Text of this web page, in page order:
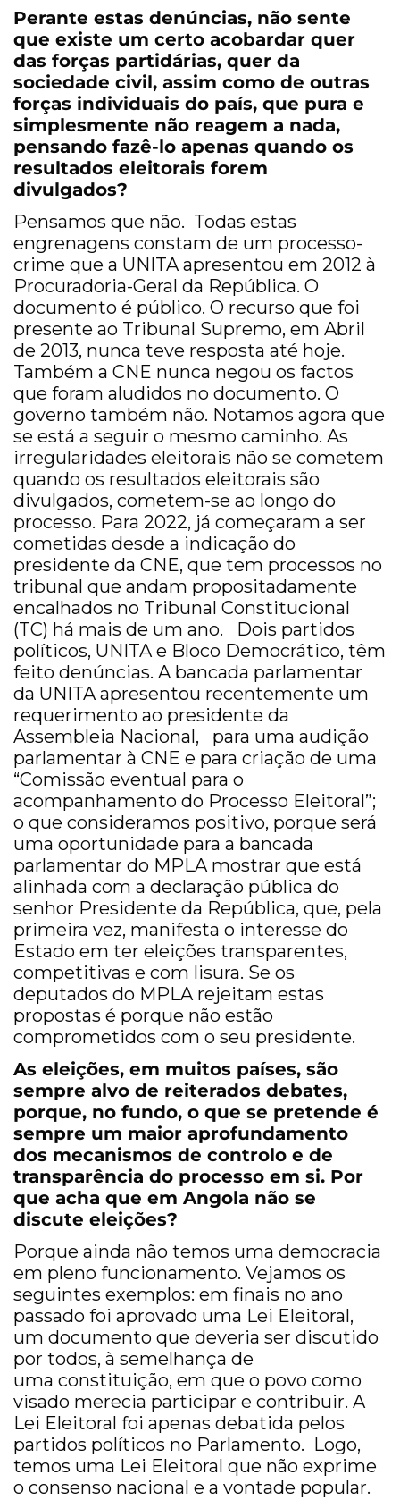
Perante estas denúncias, não sente
que existe um certo acobardar quer
das forças partidárias, quer da
sociedade civil, assim como de outras
forças individuais do país, que pura e
simplesmente não reagem a nada,
pensando fazê-lo apenas quando os
resultados eleitorais forem
divulgados?
Pensamos que não. Todas estas
engrenagens constam de um processo-
crime que a UNITA apresentou em 2012 à
Procuradoria-Geral da República. O
documento é público. O recurso que foi
presente ao Tribunal Supremo, em Abril
de 2013, nunca teve resposta até hoje.
Também a CNE nunca negou os factos
que foram aludidos no documento. O
governo também não. Notamos agora que
se está a seguir o mesmo caminho. As
irregularidades eleitorais não se cometem
quando os resultados eleitorais são
divulgados, cometem-se ao longo do
processo. Para 2022, já começaram a ser
cometidas desde a indicação do
presidente da CNE, que tem processos no
tribunal que andam propositadamente
encalhados no Tribunal Constitucional
(TC) há mais de um ano. Dois partidos
políticos, UNITA e Bloco Democrático, têm
feito denúncias. A bancada parlamentar
da UNITA apresentou recentemente um
requerimento ao presidente da
Assembleia Nacional, para uma audição
parlamentar à CNE e para criação de uma
“Comissão eventual para o
acompanhamento do Processo Eleitoral”;
o que consideramos positivo, porque será
uma oportunidade para a bancada
parlamentar do MPLA mostrar que está
alinhada com a declaração pública do
senhor Presidente da República, que, pela
primeira vez, manifesta o interesse do
Estado em ter eleições transparentes,
competitivas e com lisura. Se os
deputados do MPLA rejeitam estas
propostas é porque não estão
comprometidos com o seu presidente.
As eleições, em muitos países, são
sempre alvo de reiterados debates,
porque, no fundo, o que se pretende é
sempre um maior aprofundamento
dos mecanismos de controlo e de
transparência do processo em si. Por
que acha que em Angola não se
discute eleições?
Porque ainda não temos uma democracia
em pleno funcionamento. Vejamos os
seguintes exemplos: em finais no ano
passado foi aprovado uma Lei Eleitoral,
um documento que deveria ser discutido
por todos, à semelhança de
uma constituição, em que o povo como
visado merecia participar e contribuir. A
Lei Eleitoral foi apenas debatida pelos
partidos políticos no Parlamento. Logo,
temos uma Lei Eleitoral que não exprime
o consenso nacional e a vontade popular.